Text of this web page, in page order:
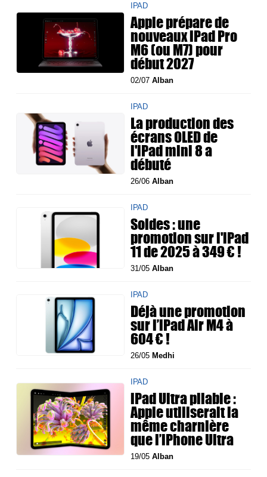
IPAD
Apple prépare de
nouveaux iPad Pro
M6 (ou M7) pour
début 2027
02/07Alban
IPAD
La production des
écrans OLED de
l'iPad mini 8 a
débuté
26/06Alban
IPAD
Soldes : une
promotion sur l'iPad
11 de 2025 à 349 € !
31/05Alban
IPAD
Déjà une promotion
sur l’iPad Air M4 à
604 € !
26/05Medhi
IPAD
iPad Ultra pliable :
Apple utiliserait la
même charnière
que l’iPhone Ultra
19/05Alban